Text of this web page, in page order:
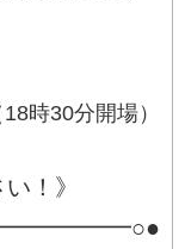
時30分開場）
！》